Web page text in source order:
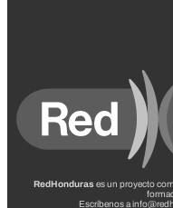
RedHonduras es un proyecto
Escríbenos a